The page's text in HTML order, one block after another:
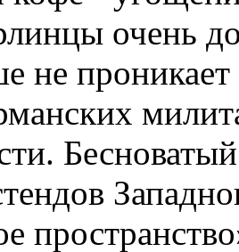
очень
не